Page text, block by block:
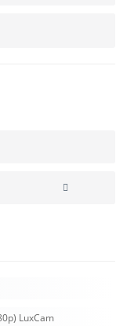
LuxCam